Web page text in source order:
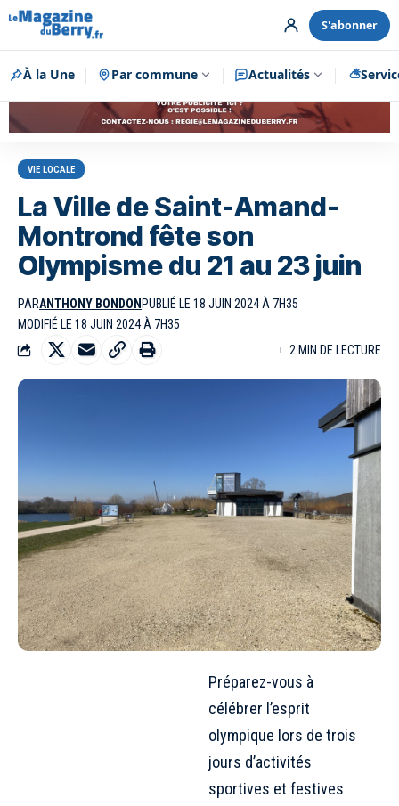
S'abonner
À la Une Par commune Actualités
Publicité
VIE LOCALE
La Ville de Saint-Amand-
Montrond fête son
Olympisme du 21 au 23 juin
PARANTHONY BONDON PUBLIÉ LE 18 JUIN 2024 À 7H35
MODIFIÉ LE 18 JUIN 2024 À 7H35
2 MIN DE LECTURE
Préparez-vous à
célébrer l’esprit
olympique lors de trois
jours d’activités
sportives et festives